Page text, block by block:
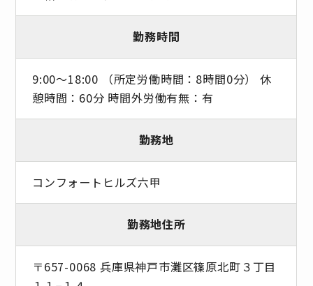
勤務時間
9:00～18:00 （所定労働時間：8時間0分） 休
憩時間：60分 時間外労働有無：有
勤務地
コンフォートヒルズ六甲
勤務地住所
〒657-0068 兵庫県神戸市灘区篠原北町３丁目